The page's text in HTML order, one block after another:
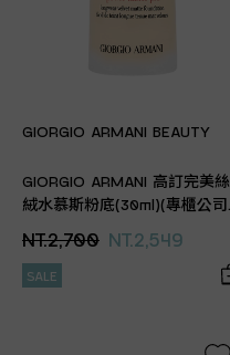
GIORGIO ARMANI BEAUTY
GIORGIO ARMANI 高訂完美絲
絨水慕斯粉底(30ml)(專櫃公司
NT.2,700 NT.2,549
SALE